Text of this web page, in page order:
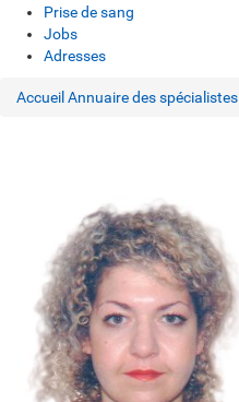
Prise de sang
Jobs
Adresses
Accueil Annuaire des spécialistes